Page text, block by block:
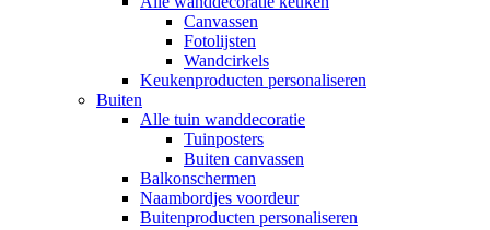
Canvassen
Fotolijsten
Wandcirkels
Keukenproducten personaliseren
Buiten
Alle tuin wanddecoratie
Tuinposters
Buiten canvassen
Balkonschermen
Naambordjes voordeur
Buitenproducten personaliseren